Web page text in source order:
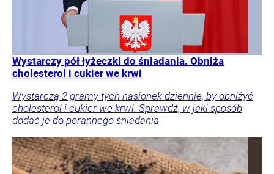
Wystarczy pół łyżeczki do śniadania. Obniża
cholesterol i cukier we krwi
Wystarczą 2 gramy tych nasionek dziennie, by obniżyć
cholesterol i cukier we krwi. Sprawdź, w jaki sposób
dodać je do porannego śniadania